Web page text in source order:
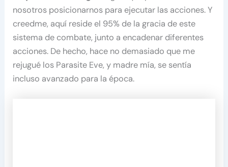
nosotros posicionarnos para ejecutar las acciones. Y
creedme, aquí reside el 95% de la gracia de este
sistema de combate, junto a encadenar diferentes
acciones. De hecho, hace no demasiado que me
rejugué los Parasite Eve, y madre mía, se sentía
incluso avanzado para la época.